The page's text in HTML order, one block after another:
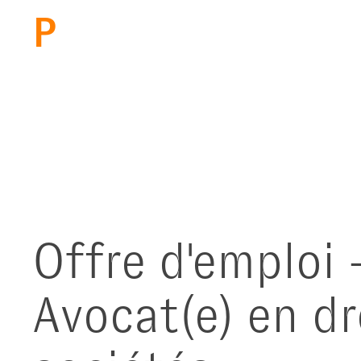
PBM
Offre d'emploi
Avocat(e) en